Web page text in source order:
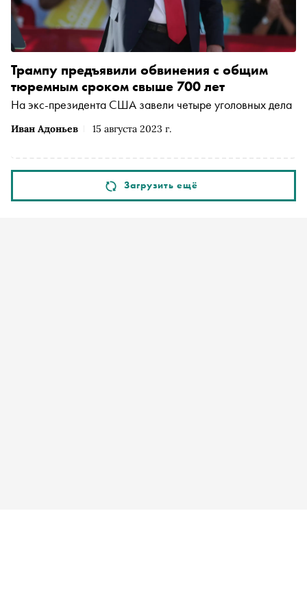
Иван Адоньев 15 августа 2023 г.
Трампу предъявили обвинения с общим
тюремным сроком свыше 700 лет
На экс-президента США завели четыре уголовных дела
Загрузить ещё